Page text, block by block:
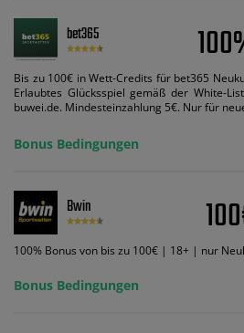
bet365
Bis zu 100€ in Wett-Credits für bet365
Erlaubtes Glücksspiel gemäß der White-
buwei.de. Mindesteinzahlung 5€. Nur für
ein und wir geben Ihnen die entsprechende
Wett-Credits, wenn Sie qualifizierende
Wett-Credits aus. Es gelten die AGB,
Code VIPANGEBOT kann während der
ändert dies den Angebotsbetrag in keinster
Bonus Bedingungen
Bwin
100% Bonus von bis zu 100€ | 18+ | nur
Bonus Bedingungen